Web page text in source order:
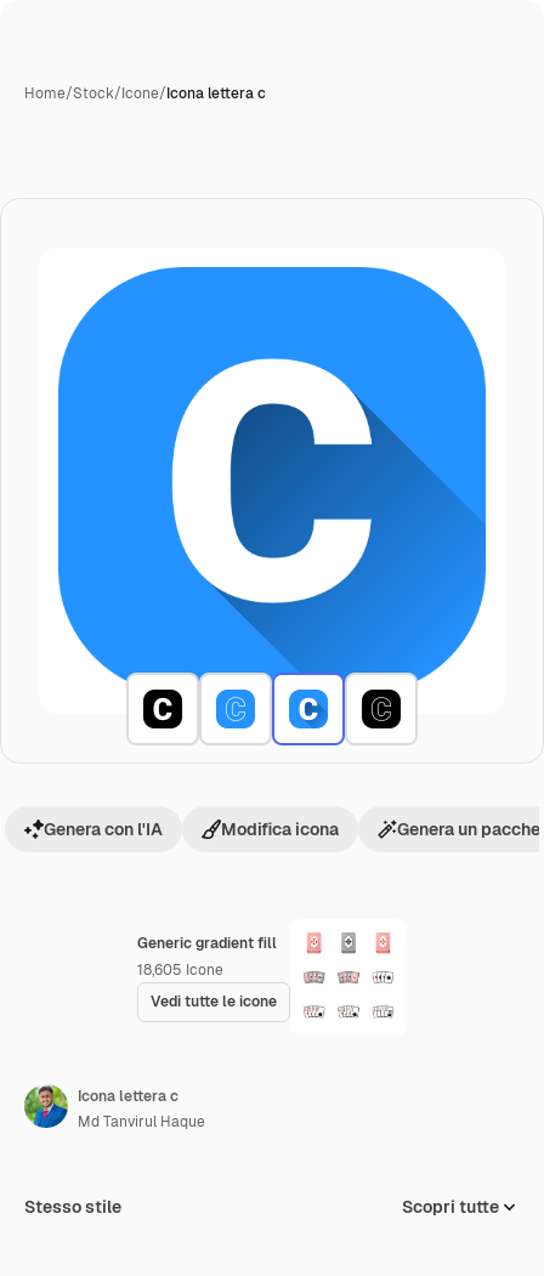
Home/Stock/Icone/Icona lettera c
Generic gradient fill
18,605 Icone
Vedi tutte le icone
Genera con l'IA Modifica icona Genera un
Icona lettera c
Md Tanvirul Haque
Stesso stile Scopri tutte